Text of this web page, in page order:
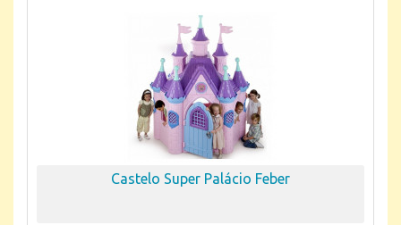
Castelo Super Palácio Feber